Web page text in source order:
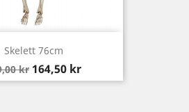
Skelett 76cm
kr Pris
164,50 kr